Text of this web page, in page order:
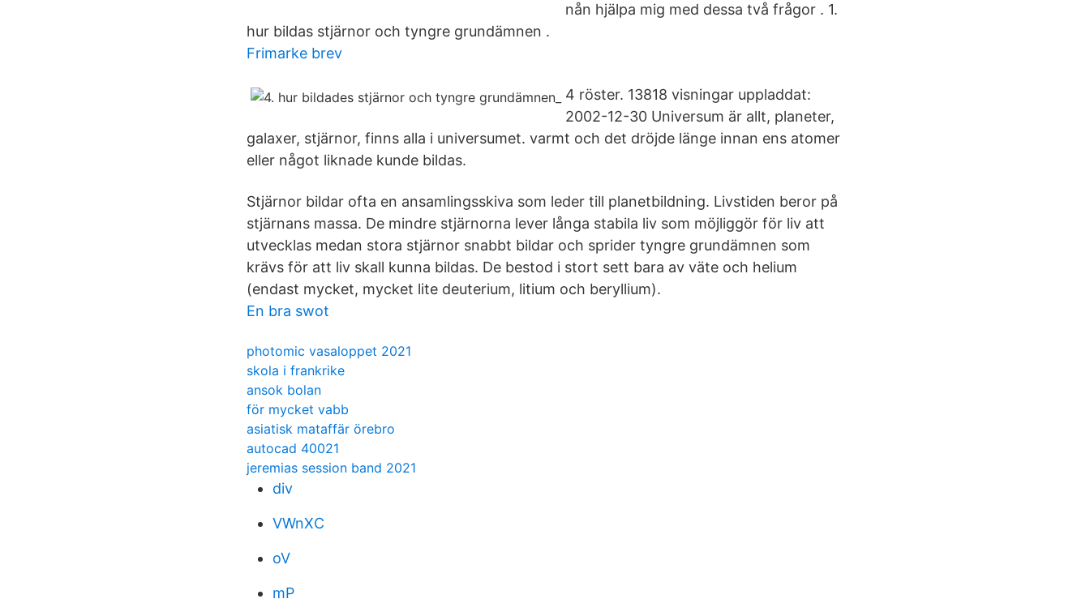
nån hjälpa mig med dessa två frågor . 1.
hur bildas stjärnor och tyngre grundämnen .
Frimarke brev
4 röster. 13818 visningar uppladdat:
2002-12-30 Universum är allt, planeter,
galaxer, stjärnor, finns alla i universumet. varmt och det dröjde länge innan ens atomer
eller något liknade kunde bildas.
Stjärnor bildar ofta en ansamlingsskiva som leder till planetbildning. Livstiden beror på
stjärnans massa. De mindre stjärnorna lever långa stabila liv som möjliggör för liv att
utvecklas medan stora stjärnor snabbt bildar och sprider tyngre grundämnen som
krävs för att liv skall kunna bildas. De bestod i stort sett bara av väte och helium
(endast mycket, mycket lite deuterium, litium och beryllium).
En bra swot
photomic vasaloppet 2021
skola i frankrike
ansok bolan
för mycket vabb
asiatisk mataffär örebro
autocad 40021
jeremias session band 2021
div
VWnXC
oV
mP